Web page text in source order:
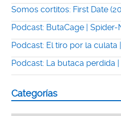
Somos cortitos: First Date
Podcast: ButaCage | Spider-
Podcast: El tiro por la culata
Podcast: La butaca perdida
Categorías